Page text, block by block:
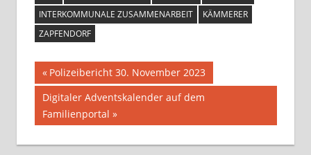
INTERKOMMUNALE ZUSAMMENARBEIT
KÄMMERER
ZAPFENDORF
Beitragsnavigation
Vorheriger
Beitrag:
Polizeibericht 30. November 2023
Nächster
Beitrag:
Digitaler Adventskalender auf dem
Familienportal